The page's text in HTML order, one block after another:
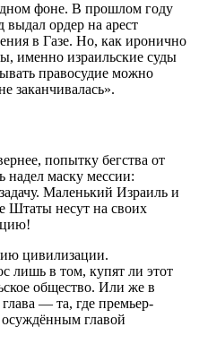
фоне. В прошлом году
ордер на арест
в Газе. Но, как иронично
именно израильские суды
правосудие можно
заканчивалась».
попытку бегства от
надел маску мессии:
Маленький Израиль и
Штаты несут на своих
цивилизации.
лишь в том, купят ли этот
общество. Или же в
— та, где премьер-
главой